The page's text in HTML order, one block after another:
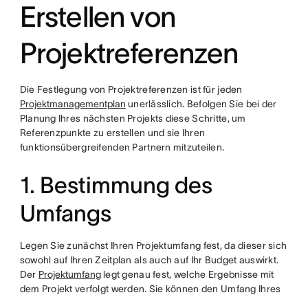
Erstellen von
Projektreferenzen
Die Festlegung von Projektreferenzen ist für jeden
Projektmanagementplan unerlässlich. Befolgen Sie bei der
Planung Ihres nächsten Projekts diese Schritte, um
Referenzpunkte zu erstellen und sie Ihren
funktionsübergreifenden Partnern mitzuteilen.
1. Bestimmung des
Umfangs
Legen Sie zunächst Ihren Projektumfang fest, da dieser sich
sowohl auf Ihren Zeitplan als auch auf Ihr Budget auswirkt.
Der Projektumfanglegt genau fest, welche Ergebnisse mit
dem Projekt verfolgt werden. Sie können den Umfang Ihres